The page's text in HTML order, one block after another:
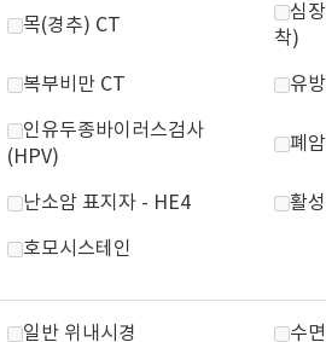
목(경추) CT
심
착)
복부비만 CT 유
인유두종바이러스검사
(HPV)
폐
난소암 표지자 - HE4 활
호모시스테인
일반 위내시경 수